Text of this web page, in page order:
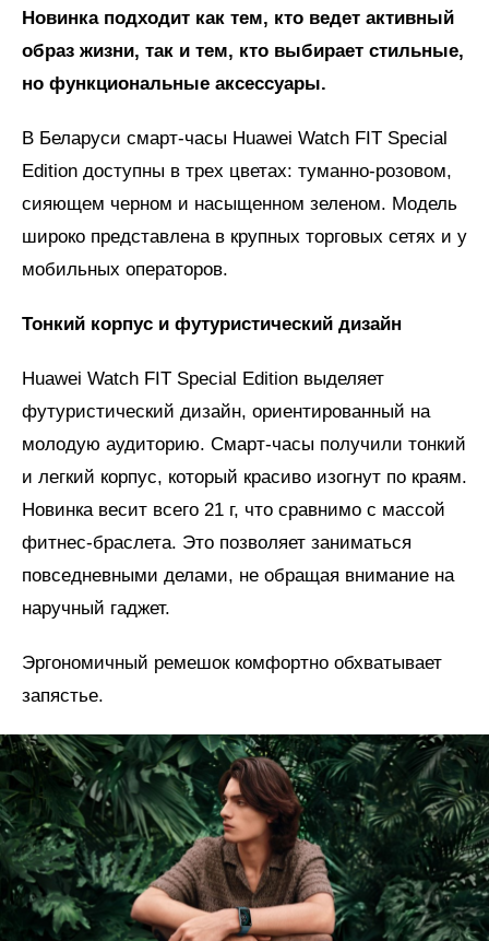
Новинка подходит как тем, кто ведет активный
образ жизни, так и тем, кто выбирает стильные,
но функциональные аксессуары.
В Беларуси смарт-часы Huawei Watch FIT Special
Edition доступны в трех цветах: туманно-розовом,
сияющем черном и насыщенном зеленом. Модель
широко представлена в крупных торговых сетях и у
мобильных операторов.
Тонкий корпус и футуристический дизайн
Huawei Watch FIT Special Edition выделяет
футуристический дизайн, ориентированный на
молодую аудиторию. Смарт-часы получили тонкий
и легкий корпус, который красиво изогнут по краям.
Новинка весит всего 21 г, что сравнимо с массой
фитнес-браслета. Это позволяет заниматься
повседневными делами, не обращая внимание на
наручный гаджет.
Эргономичный ремешок комфортно обхватывает
запястье.